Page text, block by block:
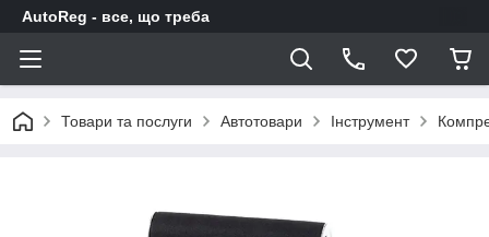
AutoReg - все, що треба
Товари та послуги Автотовари Інструмент